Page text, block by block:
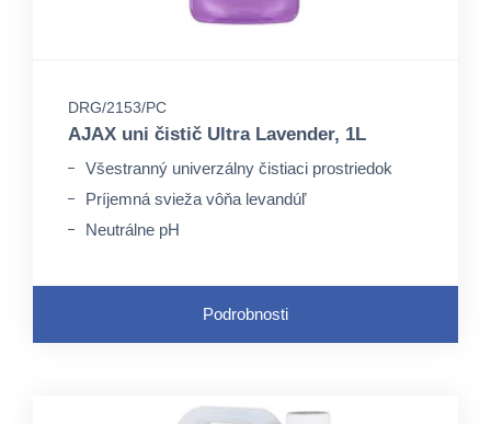
DRG/2153/PC
AJAX uni čistič Ultra Lavender, 1L
Všestranný univerzálny čistiaci prostriedok
Príjemná svieža vôňa levandúľ
Neutrálne pH
Podrobnosti